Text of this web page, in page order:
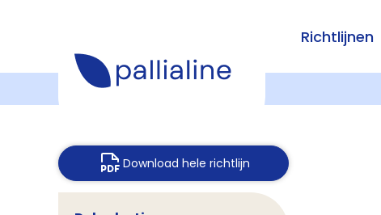
Richtlijnen
Download hele richtlijn